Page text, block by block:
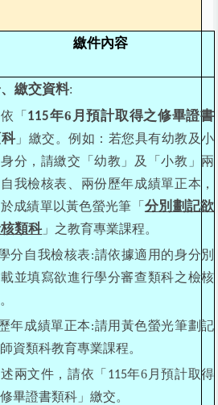
繳件內容
繳交資料:
「 115年6月預計取得之修畢證書
」繳交。例如：若您具有幼教及小
分，請繳交「幼教」及「小教」兩
我檢核表、兩份歷年成績單正本，
成績單以黃色螢光筆「 分別劃記欲
類科」之教育專業課程。
分自我檢核表:請依據適用的身分別
並填寫欲進行學分審查類科之檢核
年成績單正本:請用黃色螢光筆劃記
資類科教育專業課程。
述兩文件，請依「 115年6月預計取得
畢證書類科」繳交。